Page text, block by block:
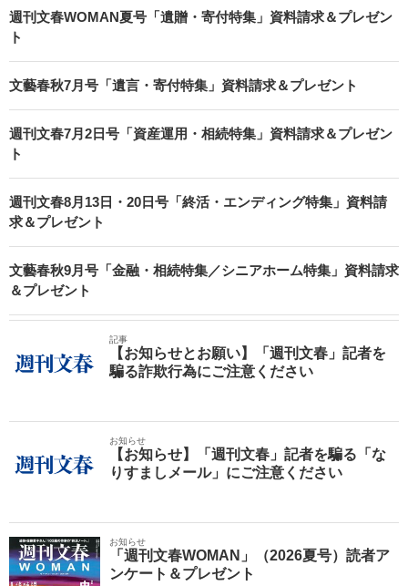
週刊文春WOMAN夏号「遺贈・寄付特集」資料請求＆プレゼン
ト
文藝春秋7月号「遺言・寄付特集」資料請求＆プレゼント
週刊文春7月2日号「資産運用・相続特集」資料請求＆プレゼン
ト
週刊文春8月13日・20日号「終活・エンディング特集」資料請
求＆プレゼント
文藝春秋9月号「金融・相続特集／シニアホーム特集」資料請求
＆プレゼント
記事
【お知らせとお願い】「週刊文春」記者を
騙る詐欺行為にご注意ください
お知らせ
【お知らせ】「週刊文春」記者を騙る「な
りすましメール」にご注意ください
お知らせ
「週刊文春WOMAN」（2026夏号）読者ア
ンケート＆プレゼント